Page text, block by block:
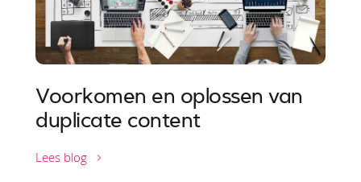
Voorkomen en oplossen van
duplicate content
Lees blog